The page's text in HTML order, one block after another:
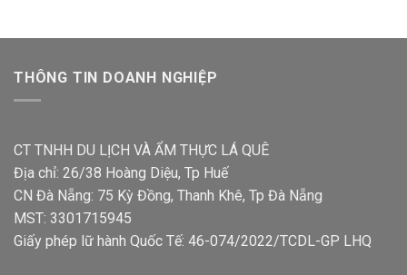
THÔNG TIN DOANH NGHIỆP
CT TNHH DU LỊCH VÀ ẨM THỰC LÁ QUÊ
Địa chỉ: 26/38 Hoàng Diệu, Tp Huế
CN Đà Nẵng: 75 Kỳ Đồng, Thanh Khê, Tp Đà Nẵng
MST: 3301715945
Giấy phép lữ hành Quốc Tế: 46-074/2022/TCDL-GP LHQ